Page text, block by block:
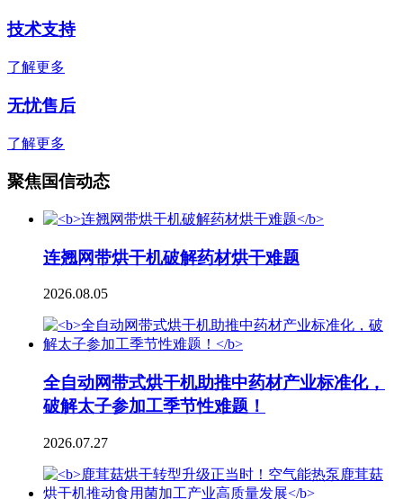
技术支持
了解更多
无忧售后
了解更多
聚焦国信动态
连翘网带烘干机破解药材烘干难题
2026.08.05
全自动网带式烘干机助推中药材产业标准化，
破解太子参加工季节性难题！
2026.07.27